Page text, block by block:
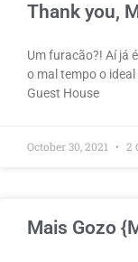
Thank you,
Um furacão?! Aí já
o mal tempo o
Guest House
October 30, 2021 2
Mais Gozo